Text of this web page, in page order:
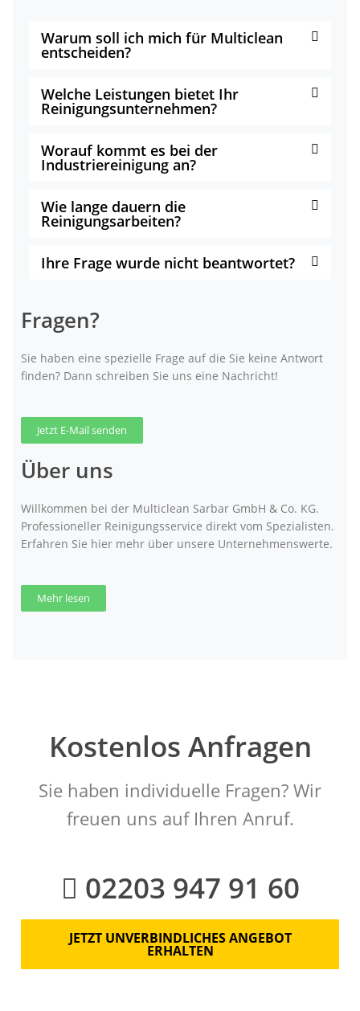
Warum soll ich mich für Multiclean
entscheiden?
Welche Leistungen bietet Ihr
Reinigungsunternehmen?
Worauf kommt es bei der
Industriereinigung an?
Wie lange dauern die
Reinigungsarbeiten?
Ihre Frage wurde nicht beantwortet?
Fragen?
Sie haben eine spezielle Frage auf die Sie keine Antwort
finden? Dann schreiben Sie uns eine Nachricht!
Jetzt E-Mail senden
Über uns
Willkommen bei der Multiclean Sarbar GmbH & Co. KG.
Professioneller Reinigungsservice direkt vom Spezialisten.
Erfahren Sie hier mehr über unsere Unternehmenswerte.
Mehr lesen
Kostenlos Anfragen
Sie haben individuelle Fragen? Wir
freuen uns auf Ihren Anruf.
02203 947 91 60
JETZT UNVERBINDLICHES ANGEBOT
ERHALTEN